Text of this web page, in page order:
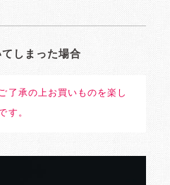
しまった場合
了承の上お買いものを楽し
す。